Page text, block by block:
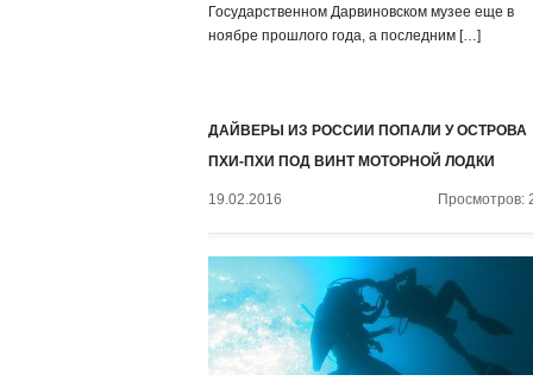
Государственном Дарвиновском музее еще в
ноябре прошлого года, а последним […]
ДАЙВЕРЫ ИЗ РОССИИ ПОПАЛИ У ОСТРОВА
ПХИ-ПХИ ПОД ВИНТ МОТОРНОЙ ЛОДКИ
19.02.2016 Просмотров: